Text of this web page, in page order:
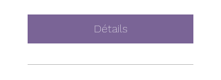
Détails